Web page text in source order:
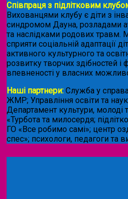
Співпраця з підлітковим
Вихованцями клубу є діти з
синдромом Дауна, розладами
та наслідками родових травм.
сприяти соціальній адаптації
активного культурного та
розвитку творчих здібностей
впевненості у власних
Наші партнери: Служба у
ЖМР; Управління освіти та
Департамент культури, молоді
«Турбота та милосердя;
ГО «Все робимо самі»; центр
спес»; психологи, педагоги та